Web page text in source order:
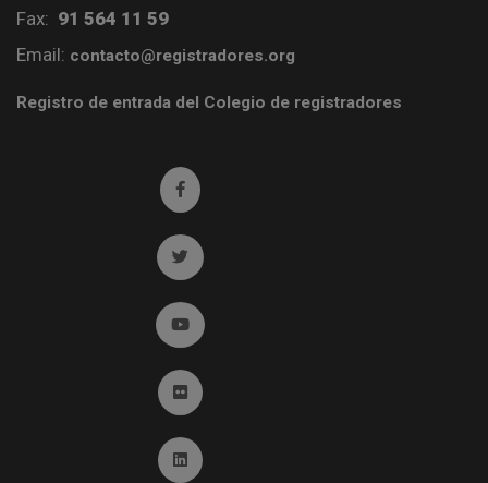
Fax: 91 564 11 59
Email: contacto@registradores.org
Registro de entrada del Colegio de registradores
Ir a facebook (abre en ventana nueva)
Ir a twitter (abre en ventana nueva)
Ir a YouTube (abre en ventana nueva)
Ir a Flickr (abre en ventana nueva)
Ir a Linkedin (abre en ventana nueva)